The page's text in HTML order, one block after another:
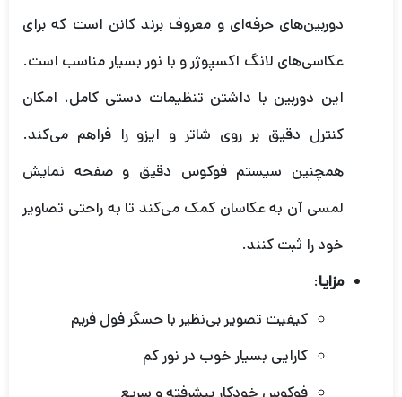
دوربین‌های حرفه‌ای و معروف برند کانن است که برای
عکاسی‌های لانگ اکسپوژر و با نور بسیار مناسب است.
این دوربین با داشتن تنظیمات دستی کامل، امکان
کنترل دقیق بر روی شاتر و ایزو را فراهم می‌کند.
همچنین سیستم فوکوس دقیق و صفحه نمایش
لمسی آن به عکاسان کمک می‌کند تا به راحتی تصاویر
خود را ثبت کنند.
مزایا:
کیفیت تصویر بی‌نظیر با حسگر فول فریم
کارایی بسیار خوب در نور کم